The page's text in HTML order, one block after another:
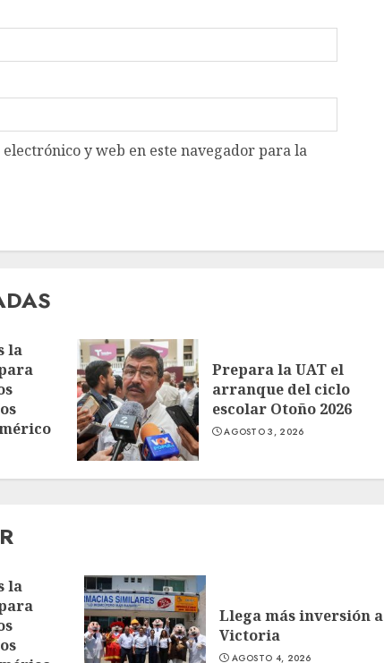
y web en este navegador para la
la
Prepara la UAT el
arranque del ciclo
escolar Otoño 2026
AGOSTO 3, 2026
la
Llega más inversión a
Victoria
AGOSTO 4, 2026